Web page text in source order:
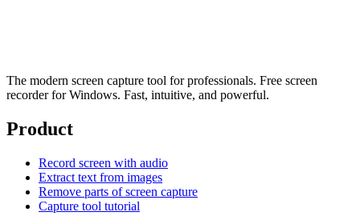
The modern screen capture tool for professionals. Free screen
recorder for Windows. Fast, intuitive, and powerful.
Product
Record screen with audio
Extract text from images
Remove parts of screen capture
Capture tool tutorial